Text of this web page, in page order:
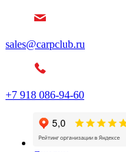
sales@carpclub.ru
+7 918 086-94-60